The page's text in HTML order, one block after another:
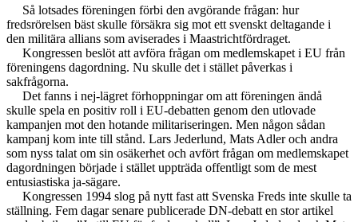
Så lotsades föreningen förbi den avgörande frågan: hur
fredsrörelsen bäst skulle försäkra sig mot ett svenskt deltagande i
den militära allians som aviserades i Maastrichtfördraget.
Kongressen beslöt att avföra frågan om medlemskapet i EU från
föreningens dagordning. Nu skulle det i stället påverkas i
sakfrågorna.
Det fanns i nej-lägret förhoppningar om att föreningen ändå
skulle spela en positiv roll i EU-debatten genom den utlovade
kampanjen mot den hotande militariseringen. Men någon sådan
kampanj kom inte till stånd. Lars Jederlund, Mats Adler och andra
som nyss talat om sin osäkerhet och avfört frågan om medlemskapet
dagordningen började i stället uppträda offentligt som de mest
entusiastiska ja-sägare.
Kongressen 1994 slog på nytt fast att Svenska Freds inte skulle ta
ställning. Fem dagar senare publicerade DN-debatt en stor artikel